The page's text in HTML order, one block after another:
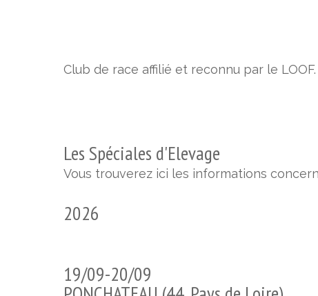
Club de race affilié et reconnu par le LOOF.
Les Spéciales d'Elevage
Vous trouverez ici les informations
2026
19/09-20/09